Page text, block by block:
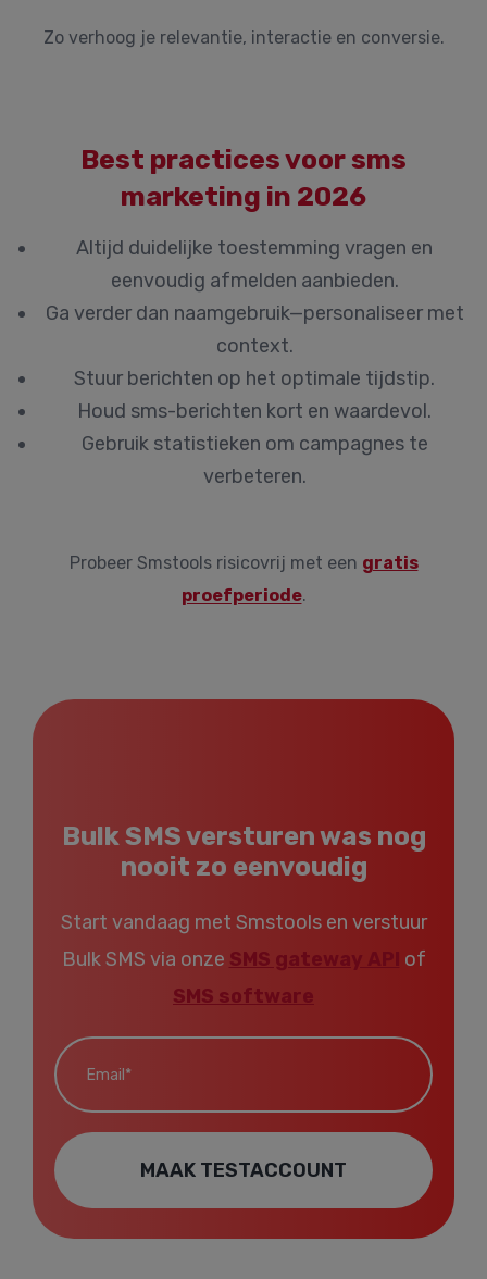
Zo verhoog je relevantie, interactie en conversie.
Best practices voor sms
marketing in 2026
Altijd duidelijke toestemming vragen en
eenvoudig afmelden aanbieden.
Ga verder dan naamgebruik—personaliseer met
context.
Stuur berichten op het optimale tijdstip.
Houd sms-berichten kort en waardevol.
Gebruik statistieken om campagnes te
verbeteren.
Probeer Smstools risicovrij met een gratis
proefperiode.
Bulk SMS versturen was nog
nooit zo eenvoudig
Start vandaag met Smstools en verstuur
Bulk SMS via onze SMS gateway API
of
SMS software
Email*
MAAK TESTACCOUNT